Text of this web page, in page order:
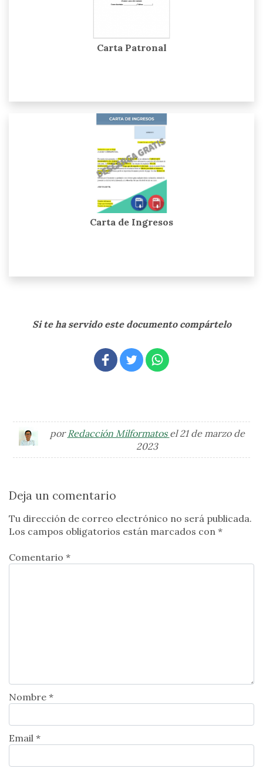
Carta Patronal
Carta de Ingresos
Si te ha servido este documento compártelo
por Redacción Milformatos el 21 de marzo de
2023
Deja un comentario
Tu dirección de correo electrónico no será publicada.
Los campos obligatorios están marcados con *
Comentario *
Nombre *
Email *